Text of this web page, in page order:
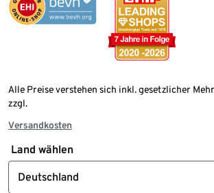
Alle Preise verstehen sich inkl. gesetzlicher
zzgl.
Versandkosten
Land wählen
Deutschland